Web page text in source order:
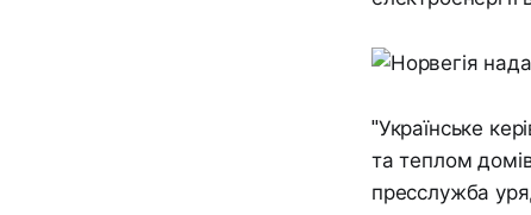
"Українське
та теплом
пресслужба